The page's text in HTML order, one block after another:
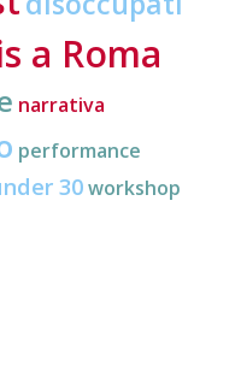
a Roma
narrativa
performance
30workshop